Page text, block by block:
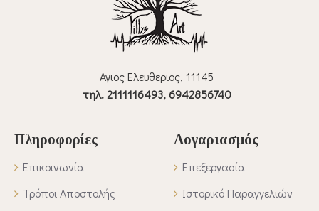
Αγιος Ελευθεριος, 11145
τηλ. 2111116493, 6942856740
Πληροφορίες
Επικοινωνία
Τρόποι Αποστολής
Λογαριασμός
Επεξεργασία
Ιστορικό Παραγγελιών